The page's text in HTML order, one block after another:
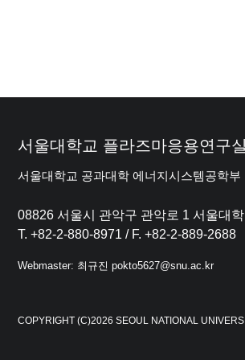
서울대학교 플라즈마응용연구실
서울대학교 공과대학 에너지시스템공학부
08826 서울시 관악구 관악로 1 서울대
T. +82-2-880-8971 / F. +82-2-889-2688
Webmaster: 최규진 pokto5627@snu.ac.kr
COPYRIGHT (C)2026 SEOUL NATIONAL